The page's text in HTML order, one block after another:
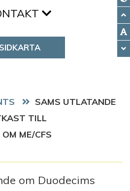
SIDKARTA
SAMS UTLATANDE
TILL
ME/CFS
om Duodecims